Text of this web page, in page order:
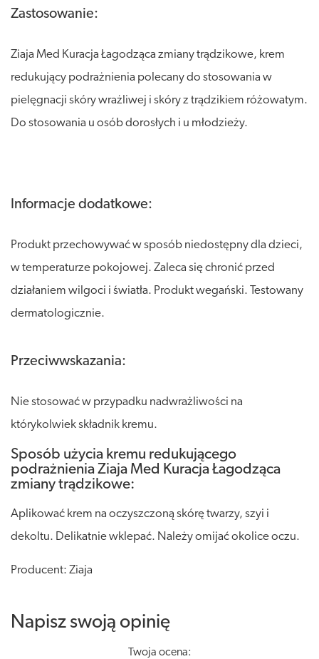
Zastosowanie:
Ziaja Med Kuracja Łagodząca zmiany trądzikowe, krem
redukujący podrażnienia polecany do stosowania w
pielęgnacji skóry wrażliwej i skóry z trądzikiem różowatym.
Do stosowania u osób dorosłych i u młodzieży.
Informacje dodatkowe:
Produkt przechowywać w sposób niedostępny dla dzieci,
w temperaturze pokojowej. Zaleca się chronić przed
działaniem wilgoci i światła. Produkt wegański. Testowany
dermatologicznie.
Przeciwwskazania:
Nie stosować w przypadku nadwrażliwości na
którykolwiek składnik kremu.
Sposób użycia kremu redukującego
podrażnienia Ziaja Med Kuracja Łagodząca
zmiany trądzikowe:
Aplikować krem na oczyszczoną skórę twarzy, szyi i
dekoltu. Delikatnie wklepać. Należy omijać okolice oczu.
Producent: Ziaja
Napisz swoją opinię
Twoja ocena: